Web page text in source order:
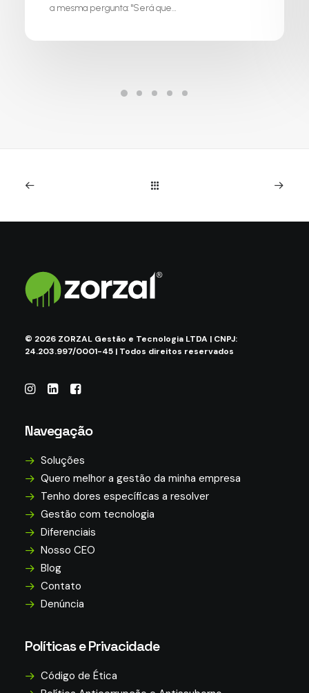
a mesma pergunta: "Será que…
© 2026 ZORZAL Gestão e Tecnologia LTDA | CNPJ:
24.203.997/0001-45 | Todos direitos reservados
Navegação
Soluções
Quero melhor a gestão da minha empresa
Tenho dores específicas a resolver
Gestão com tecnologia
Diferenciais
Nosso CEO
Blog
Contato
Denúncia
Políticas e Privacidade
Código de Ética